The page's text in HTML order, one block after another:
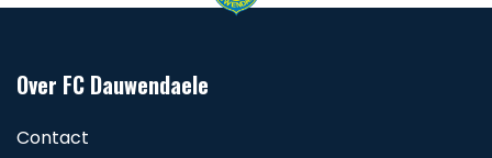
Over FC Dauwendaele
Contact